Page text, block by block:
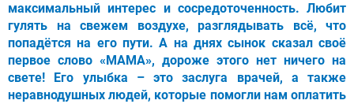
максимальный интерес и сосредоточенность. Любит
гулять на свежем воздухе, разглядывать всё, что
попадётся на его пути. А на днях сынок сказал своё
первое слово «МАМА», дороже этого нет ничего на
свете! Его улыбка – это заслуга врачей, а также
неравнодушных людей, которые помогли нам оплатить